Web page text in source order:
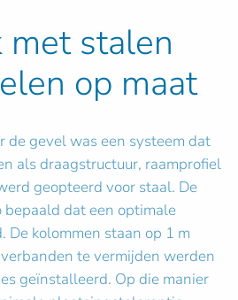
stalen
op maat
de gevel was een systeem dat
als draagstructuur, raamprofiel
geopteerd voor staal. De
dat een optimale
De kolommen staan op 1 m
te vermijden werden
geïnstalleerd. Op die manier